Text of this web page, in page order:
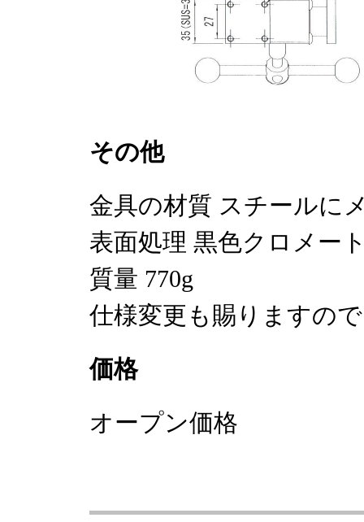
その他
金具の材質 スチールに
表面処理 黒色クロメー
質量 770g
仕様変更も賜りますの
価格
オープン価格